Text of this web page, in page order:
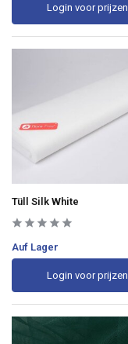
Login voor prijzen
Tüll Silk White
Auf Lager
Login voor prijzen